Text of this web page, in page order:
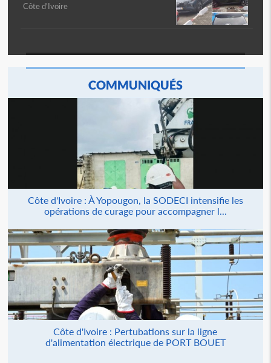
Côte d'Ivoire
COMMUNIQUÉS
Côte d'Ivoire : À Yopougon, la SODECI intensifie les
opérations de curage pour accompagner l...
Côte d'Ivoire : Pertubations sur la ligne
d'alimentation électrique de PORT BOUET